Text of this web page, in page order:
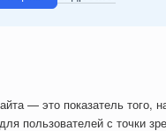
— это показатель того,
пользователей с точки